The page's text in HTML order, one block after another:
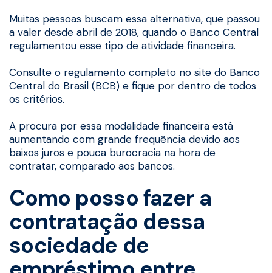
Muitas pessoas buscam essa alternativa, que passou
a valer desde abril de 2018, quando o Banco Central
regulamentou esse tipo de atividade financeira.
Consulte o regulamento completo no site do Banco
Central do Brasil (BCB) e fique por dentro de todos
os critérios.
A procura por essa modalidade financeira está
aumentando com grande frequência devido aos
baixos juros e pouca burocracia na hora de
contratar, comparado aos bancos.
Como posso fazer a
contratação dessa
sociedade de